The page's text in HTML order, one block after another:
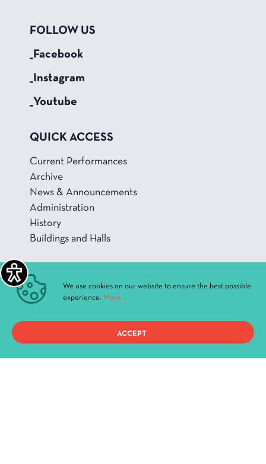
FOLLOW US
_Facebook
_Instagram
_Youtube
QUICK ACCESS
Current Performances
Archive
News & Announcements
Administration
History
Buildings and Halls
Privacy Policy
We use cookies on our website to ensure the best possible
experience. More...
ACCEPT